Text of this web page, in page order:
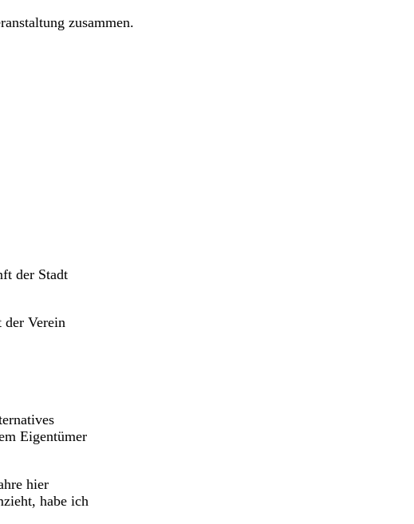
zusammen.
der Stadt
der Verein
Eigentümer
hier
habe ich